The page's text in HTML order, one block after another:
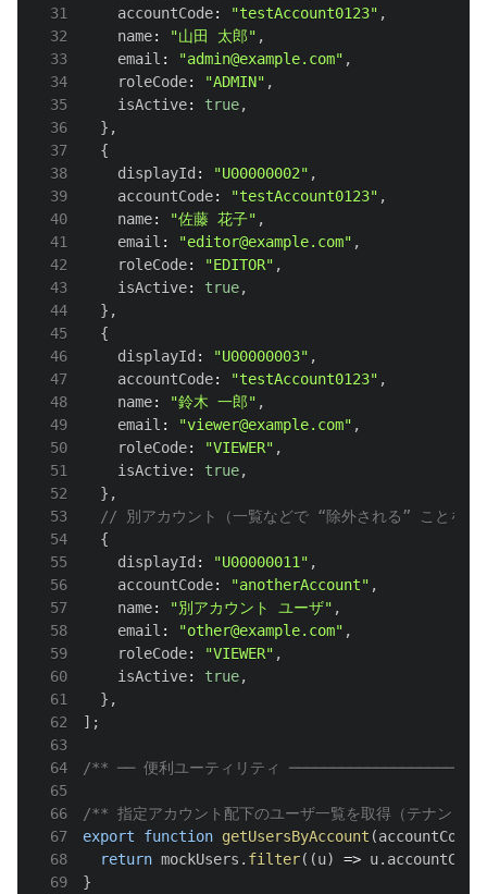
31
    accountCode
: "testAccount0123" ,
32
    name
: "山田 太郎" ,
33
    email
: "admin@example.com" ,
34
    roleCode
: "ADMIN" ,
35
    isActive
: true,
36
} ,
37
{
38
    displayId
: "U00000002" ,
39
    accountCode
: "testAccount0123" ,
40
    name
: "佐藤 花子" ,
41
    email
: "editor@example.com" ,
42
    roleCode
: "EDITOR" ,
43
    isActive
: true,
44
} ,
45
{
46
    displayId
: "U00000003" ,
47
    accountCode
: "testAccount0123" ,
48
    name
: "鈴木 一郎" ,
49
    email
: "viewer@example.com" ,
50
    roleCode
: "VIEWER" ,
51
    isActive
: true,
52
} ,
53
// 別アカウント（一覧などで “除外される” ことを確
54
{
55
    displayId
: "U00000011" ,
56
    accountCode
: "anotherAccount" ,
57
    name
: "別アカウント ユーザ" ,
58
    email
: "other@example.com" ,
59
    roleCode
: "VIEWER" ,
60
    isActive
: true,
61
} ,
62
] ;
63
64
/** ── 便利ユーティリティ
65
66
/** 指定アカウント配下のユーザ一覧を取得（テナント
67
export function getUsersByAccount (accountCode
68
return mockUsers . filter( (u) => u. accountCode
69
}